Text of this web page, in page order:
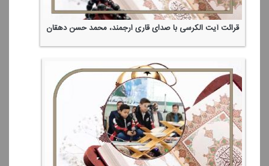
قرائت آیت الكرسی با صدای قاری ارجمند، محمد حسن دهقان